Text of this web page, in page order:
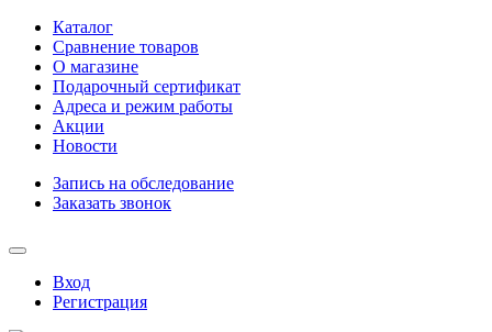
Каталог
Сравнение товаров
О магазине
Подарочный сертификат
Адреса и режим работы
Акции
Новости
Запись на обследование
Заказать звонок
Вход
Регистрация